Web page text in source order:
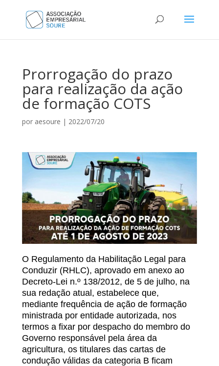
Prorrogação do prazo
para realização da ação
de formação COTS
por aesoure | 2022/07/20
O Regulamento da Habilitação Legal para
Conduzir (RHLC), aprovado em anexo ao
Decreto-Lei n.º 138/2012, de 5 de julho, na
sua redação atual, estabelece que,
mediante frequência de ação de formação
ministrada por entidade autorizada, nos
termos a fixar por despacho do membro do
Governo responsável pela área da
agricultura, os titulares das cartas de
condução válidas da categoria B ficam